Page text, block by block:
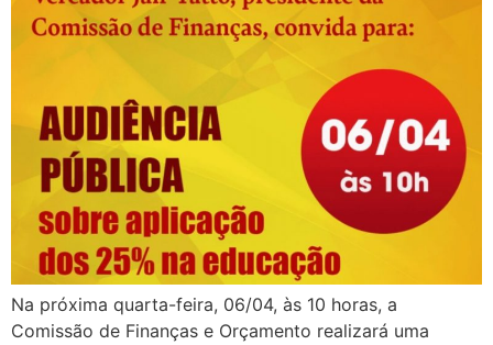
Na próxima quarta-feira, 06/04, às 10 horas, a
Comissão de Finanças e Orçamento realizará uma